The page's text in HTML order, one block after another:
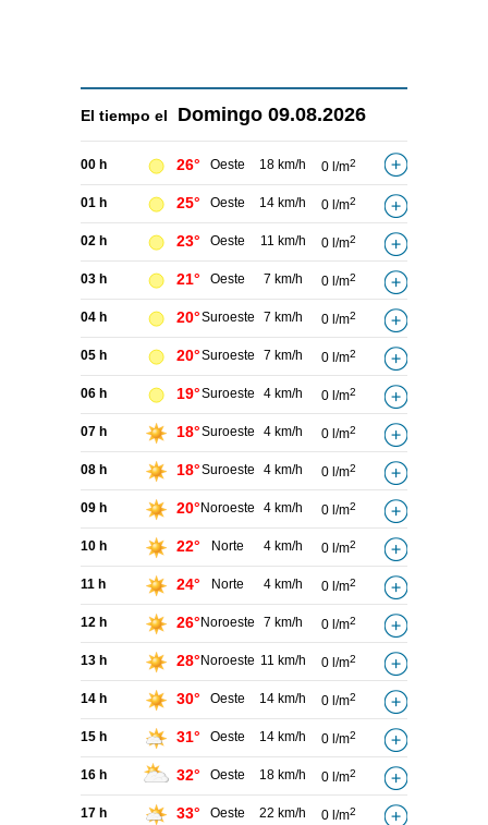
El tiempo el Domingo 09.08.2026
00 h 26° Oeste 18 km/h 0 l/m2
01 h 25° Oeste 14 km/h 0 l/m2
02 h 23° Oeste 11 km/h 0 l/m2
03 h 21° Oeste 7 km/h 0 l/m2
04 h 20°Suroeste 7 km/h 0 l/m2
05 h 20°Suroeste 7 km/h 0 l/m2
06 h 19°Suroeste 4 km/h 0 l/m2
07 h 18°Suroeste 4 km/h 0 l/m2
08 h 18°Suroeste 4 km/h 0 l/m2
09 h 20° Noroeste 4 km/h 0 l/m2
10 h 22° Norte 4 km/h 0 l/m2
11 h 24° Norte 4 km/h 0 l/m2
12 h 26° Noroeste 7 km/h 0 l/m2
13 h 28° Noroeste 11 km/h 0 l/m2
14 h 30° Oeste 14 km/h 0 l/m2
15 h 31° Oeste 14 km/h 0 l/m2
16 h 32° Oeste 18 km/h 0 l/m2
17 h 33° Oeste 22 km/h 0 l/m2